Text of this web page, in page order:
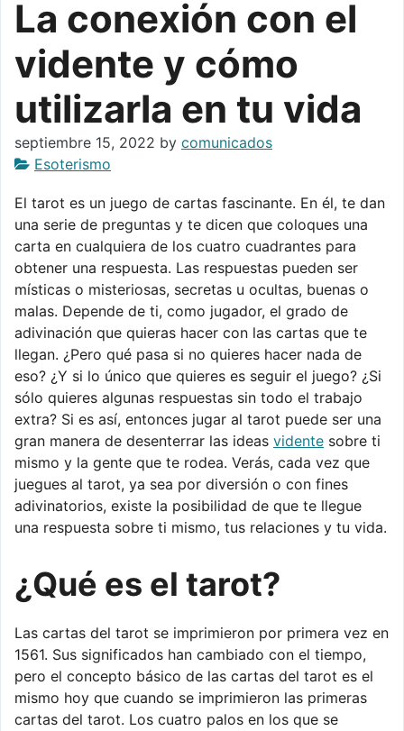
La conexión con el
vidente y cómo
utilizarla en tu vida
septiembre 15, 2022 by comunicados
Esoterismo
El tarot es un juego de cartas fascinante. En él, te dan
una serie de preguntas y te dicen que coloques una
carta en cualquiera de los cuatro cuadrantes para
obtener una respuesta. Las respuestas pueden ser
místicas o misteriosas, secretas u ocultas, buenas o
malas. Depende de ti, como jugador, el grado de
adivinación que quieras hacer con las cartas que te
llegan. ¿Pero qué pasa si no quieres hacer nada de
eso? ¿Y si lo único que quieres es seguir el juego? ¿Si
sólo quieres algunas respuestas sin todo el trabajo
extra? Si es así, entonces jugar al tarot puede ser una
gran manera de desenterrar las ideas vidente sobre ti
mismo y la gente que te rodea. Verás, cada vez que
juegues al tarot, ya sea por diversión o con fines
adivinatorios, existe la posibilidad de que te llegue
una respuesta sobre ti mismo, tus relaciones y tu vida.
¿Qué es el tarot?
Las cartas del tarot se imprimieron por primera vez en
1561. Sus significados han cambiado con el tiempo,
pero el concepto básico de las cartas del tarot es el
mismo hoy que cuando se imprimieron las primeras
cartas del tarot. Los cuatro palos en los que se